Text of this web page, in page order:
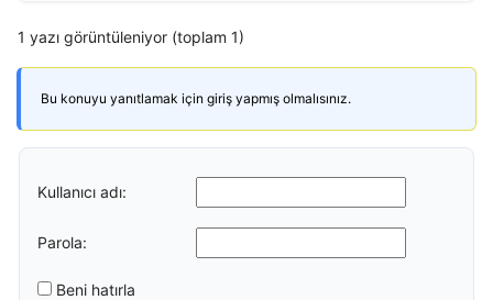
1 yazı görüntüleniyor (toplam 1)
Bu konuyu yanıtlamak için giriş yapmış olmalısınız.
Kullanıcı adı:
Parola:
Beni hatırla